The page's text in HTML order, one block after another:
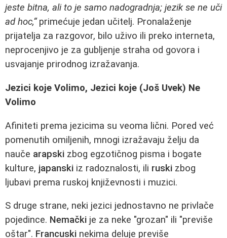
jeste bitna, ali to je samo nadogradnja; jezik se ne uči
ad hoc,“primećuje jedan učitelj. Pronalaženje
prijatelja za razgovor, bilo uživo ili preko interneta,
neprocenjivo je za gubljenje straha od govora i
usvajanje prirodnog izražavanja.
Jezici koje Volimo, Jezici koje (Još Uvek) Ne
Volimo
Afiniteti prema jezicima su veoma lični. Pored već
pomenutih omiljenih, mnogi izražavaju želju da
nauče arapski zbog egzotičnog pisma i bogate
kulture, japanski iz radoznalosti, ili ruski zbog
ljubavi prema ruskoj književnosti i muzici.
S druge strane, neki jezici jednostavno ne privlače
pojedince. Nemački je za neke "grozan" ili "previše
oštar". Francuski nekima deluje previše